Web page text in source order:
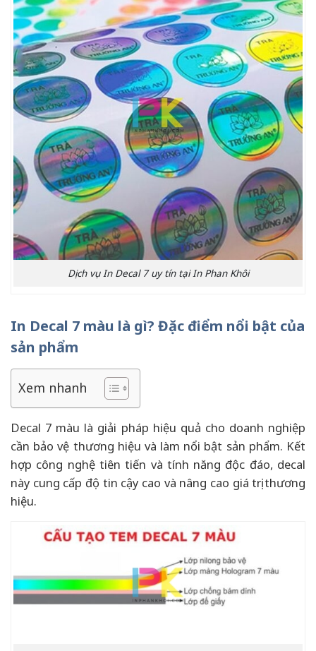
Dịch vụ In Decal 7 uy tín tại In Phan Khôi
In Decal 7 màu là gì? Đặc điểm nổi bật của
sản phẩm
Xem nhanh
Decal 7 màu là giải pháp hiệu quả cho doanh nghiệp
cần bảo vệ thương hiệu và làm nổi bật sản phẩm. Kết
hợp công nghệ tiên tiến và tính năng độc đáo, decal
này cung cấp độ tin cậy cao và nâng cao giá trị thương
hiệu.